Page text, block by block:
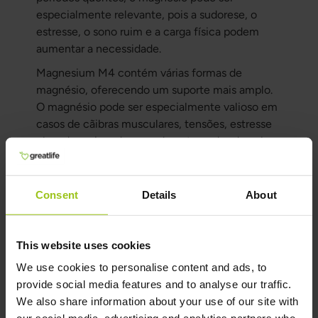
Consent Details About
This website uses cookies
We use cookies to personalise content and ads, to
provide social media features and to analyse our traffic.
We also share information about your use of our site with
especialmente relevante, pois a sudorese, o
estresse, o sono ruim e a carga física podem
aumentar a necessidade.
Magnesium M4 contém várias formas de
magnésio, oferecendo um suporte mais amplo.
O magnésio pode ser especialmente valioso em
casos de cãibras musculares, tensões, estresse
elevado e piora do sono durante ondas de calor.
cãibras musculares
músculos tensos
estresse e aceleração
alta carga física
cansaço e necessidade de recuperação